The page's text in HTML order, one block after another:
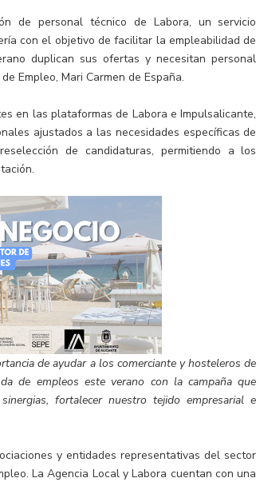
de personal técnico de Labora, un servicio
con el objetivo de facilitar la empleabilidad de
duplican sus ofertas y necesitan personal
Empleo, Mari Carmen de España.
en las plataformas de Labora e Impulsalicante,
ajustados a las necesidades específicas de
de candidaturas, permitiendo a los
de ayudar a los comerciante y hosteleros de
de empleos este verano con la campaña que
fortalecer nuestro tejido empresarial e
y entidades representativas del sector
La Agencia Local y Labora cuentan con una